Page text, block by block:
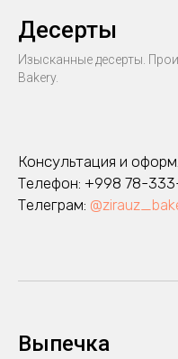
Десерты
Изысканные десерты.
Bakery.
Консультация и
Телефон: +998 78-
Телеграм:
Выпечка